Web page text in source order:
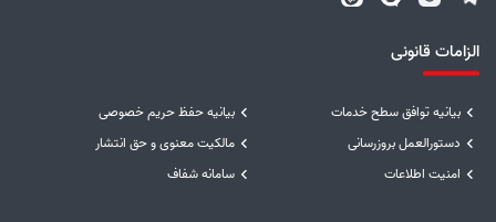
الزامات قانونی
بیانیه توافق سطح خدمات
بیانیه حفظ حریم خصوصی
دستورالعمل بروزرسانی
مالکیت معنوی و حق انتشار
امنیت اطلاعات
سامانه شفاف